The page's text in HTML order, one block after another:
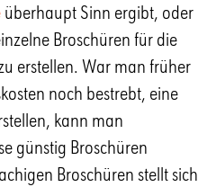
überhaupt Sinn ergibt, oder
Broschüren für die
erstellen. War man früher
noch bestrebt, eine
kann man
günstig Broschüren
Broschüren stellt sich